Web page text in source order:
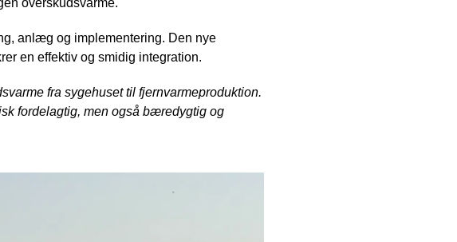
overskudsvarme.
anlæg og implementering. Den nye
en effektiv og smidig integration.
fra sygehuset til fjernvarmeproduktion.
fordelagtig, men også bæredygtig og